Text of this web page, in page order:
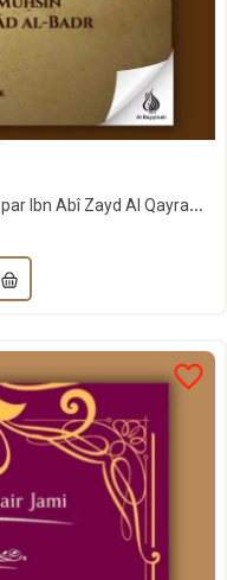
La croyance de l'Imam Mâlik exposée par Ibn Abî Zayd Al Qayrawânî - Imam Malik
favorite_border